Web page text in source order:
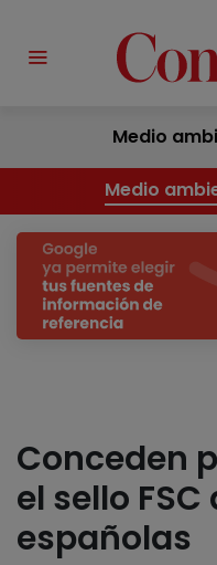
Medio
Medio
Conceden
el sello
españolas